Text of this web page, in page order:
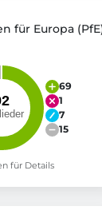
für Europa
69
1
7
15
für Details